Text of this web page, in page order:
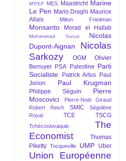
M'PEP MES Maastricht Marine
Le Pen Mario Draghi Maurice
Allais
Milton Friedman
Monsanto Morad el Hallab
Muhammad Yunus
Nicolas
Dupont-Aignan
Nicolas
Sarkozy
OGM
Olivier
Berruyer PSA Palestine Parti
Socialiste
Patrick Artus
Paul
Jorion
Paul Krugman
Philippe Séguin
Pierre
Moscovici
Pierre-Noël Giraud
Robert Reich
SMIC
Ségolène
Royal
TCE TSCG
Tchécoslovaquie
The
Economist
Thomas
Piketty Tocqueville UMP Uber
Union Européenne